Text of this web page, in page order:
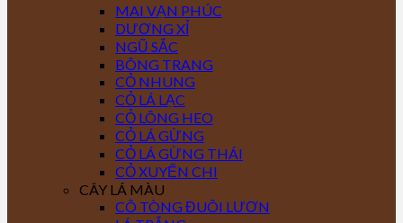
MAI VẠN PHÚC
DƯƠNG XỈ
NGŨ SẮC
BÔNG TRANG
CỎ NHUNG
CỎ LÁ LẠC
CỎ LÔNG HEO
CỎ LÁ GỪNG
CỎ LÁ GỪNG THÁI
CỎ XUYẾN CHI
CÂY LÁ MÀU
CÔ TÒNG ĐUÔI LƯƠN